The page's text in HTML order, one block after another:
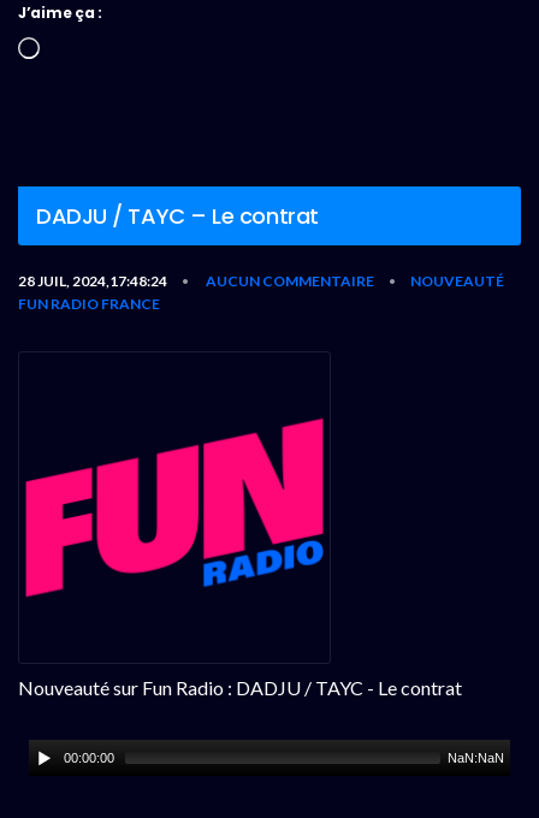
J’aime ça :
Chargement…
DADJU / TAYC – Le contrat
28 JUIL, 2024,17:48:24 • AUCUN COMMENTAIRE •
NOUVEAUTÉ
FUN RADIO FRANCE
Nouveauté sur Fun Radio : DADJU / TAYC - Le contrat
00:00:00 NaN:NaN